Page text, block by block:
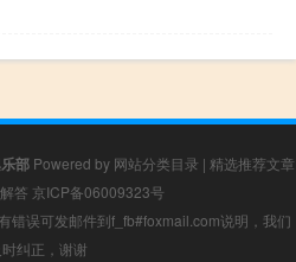
部Powered by 网站分类目录 | 精选推荐文章
答 京ICP备06009323号
错误可发邮件到f_fb#foxmail.com说明，我们
纠正，谢谢